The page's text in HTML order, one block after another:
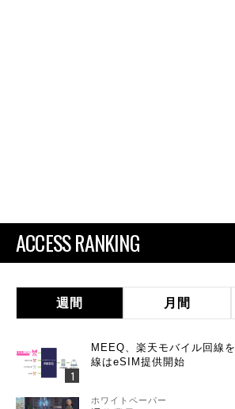
ACCESS RANKING
週間 月間
MEEQ、楽天モバイル回線
線はeSIM提供開始
ホワイトペーパー